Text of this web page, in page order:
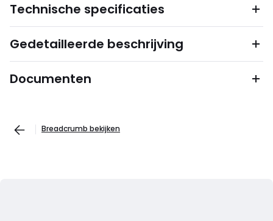
Technische specificaties
Gedetailleerde beschrijving
Documenten
Breadcrumb bekijken